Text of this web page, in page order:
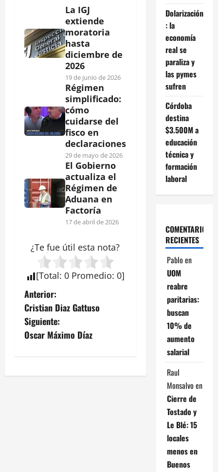
La IGJ
extiende
moratoria
hasta
diciembre de
2026
19 de junio de 2026
Régimen
simplificado:
cómo
cuidarse del
fisco en
declaraciones
29 de mayo de 2026
El Gobierno
actualiza el
Régimen de
Aduana en
Factoría
17 de abril de 2026
¿Te fue útil esta nota?
[Total: 0 Promedio: 0]
N
a
v
g
Anterior:
Cristian Diaz Gattuso
Siguiente:
Oscar Máximo Díaz
Dolarización
: la
economía
real se
paraliza y
las pymes
sufren
Córdoba
destina
$3.500M a
educación
técnica y
formación
laboral
COMENTARIOS
RECIENTES
Pablo en
UOM
reabre
paritarias:
buscan
10% de
aumento
salarial
Raul
Monsalvo en
Cierre de
Tostado y
Le Blé: 15
locales
menos en
Buenos